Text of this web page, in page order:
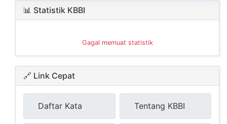
📊 Statistik KBBI
Gagal memuat statistik
🔗 Link Cepat
Daftar Kata Tentang KBBI